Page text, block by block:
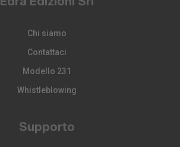
Chi siamo
Contattaci
Modello 231
Whistleblowing
Supporto